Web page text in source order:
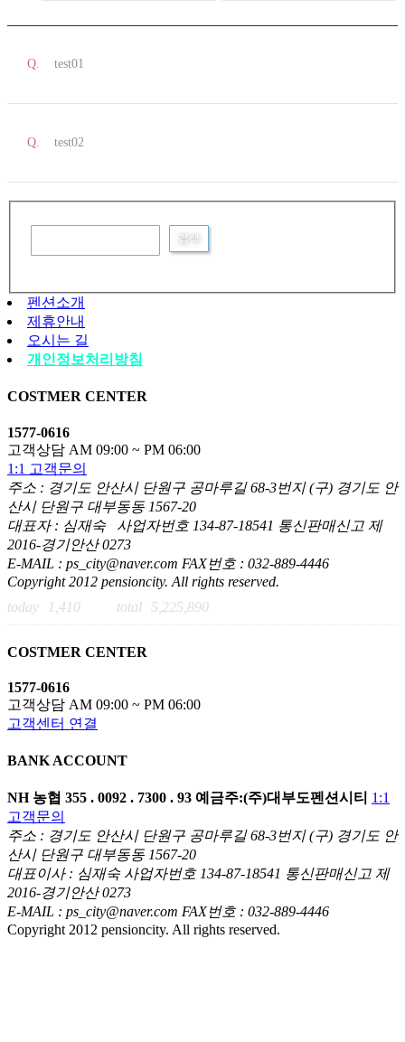
test01
test02
펜션소개
제휴안내
오시는 길
개인정보처리방침
COSTMER CENTER
1577-0616
고객상담 AM 09:00 ~ PM 06:00
1:1 고객문의
주소 : 경기도 안산시 단원구 공마루길 68-3번지 (구) 경기도 안
산시 단원구 대부동동 1567-20
대표자 : 심재숙 사업자번호 134-87-18541 통신판매신고 제
2016-경기안산 0273
E-MAIL : ps_city@naver.com FAX번호 : 032-889-4446
Copyright 2012 pensioncity. All rights reserved.
today
1,410 total 5,225,890
COSTMER CENTER
1577-0616
고객상담 AM 09:00 ~ PM 06:00
고객센터 연결
BANK ACCOUNT
NH 농협 355 . 0092 . 7300 . 93 예금주:(주)대부도펜션시티 1:1
고객문의
주소 : 경기도 안산시 단원구 공마루길 68-3번지 (구) 경기도 안
산시 단원구 대부동동 1567-20
대표이사 : 심재숙 사업자번호 134-87-18541 통신판매신고 제
2016-경기안산 0273
E-MAIL : ps_city@naver.com FAX번호 : 032-889-4446
Copyright 2012 pensioncity. All rights reserved.